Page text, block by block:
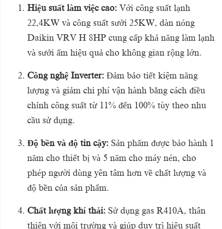
Hiệu suất làm việc cao: Với công suất lạnh
22,4KW và công suất sưởi 25KW, dàn nóng
Daikin VRV H 8HP cung cấp khả năng làm lạnh
và sưởi ấm hiệu quả cho không gian rộng lớn.
Công nghệ Inverter: Đảm bảo tiết kiệm năng
lượng và giảm chi phí vận hành bằng cách điều
chỉnh công suất từ 11% đến 100% tùy theo nhu
cầu sử dụng.
Độ bền và độ tin cậy: Sản phẩm được bảo hành 1
năm cho thiết bị và 5 năm cho máy nén, cho
phép người dùng yên tâm hơn về chất lượng và
độ bền của sản phẩm.
Chất lượng khí thải: Sử dụng gas R410A, thân
thiện với môi trường và giúp duy trì hiệu suất